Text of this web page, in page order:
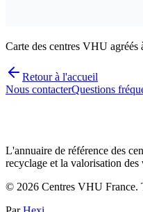
Carte des centres VHU agréés
Retour à l'accueil
Nous contacterQuestions
L'annuaire de référence des
recyclage et la valorisation des
© 2026 Centres VHU France.